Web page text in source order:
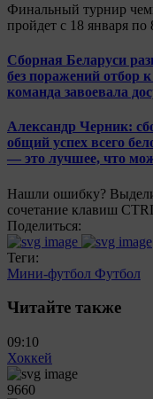
Финальный турнир
пройдет с 18 января
Сборная Беларуси
без поражений отбор
команда завоевала
Александр Черник:
общий успех всего
— это лучшее, что
Нашли ошибку?
сочетание клавиш
Поделиться:
Теги:
Мини-футбол Футбол
Читайте также
09:10
Хоккей
9660